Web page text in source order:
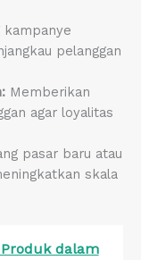
pelanggan
Memberikan
agar loyalitas
pasar baru atau
skala
dalam